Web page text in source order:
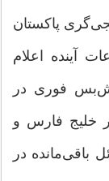
پاکستان
آینده اعلام
فوری در
خلیج فارس و
باقی‌مانده در